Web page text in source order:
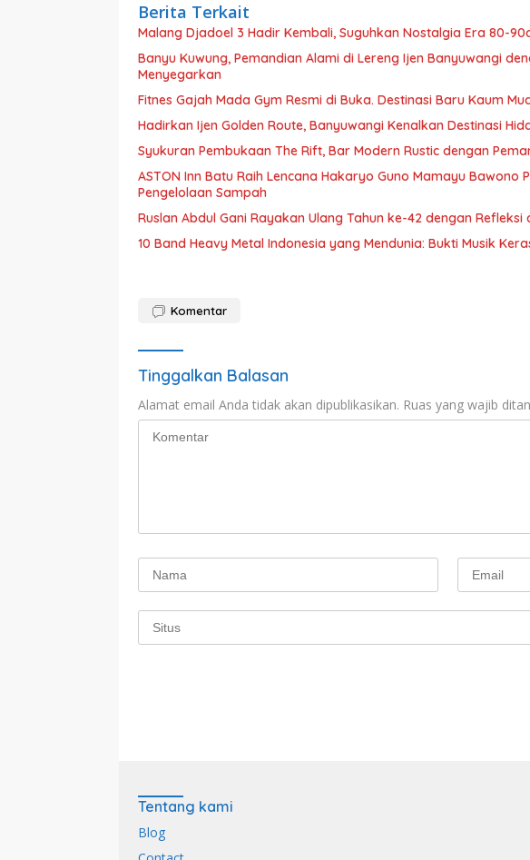
Berita Terkait
Malang Djadoel 3 Hadir Kembali, Suguhkan Nostalgia Era 80-
Banyu Kuwung, Pemandian Alami di Lereng Ijen Banyuwangi
Menyegarkan
Fitnes Gajah Mada Gym Resmi di Buka. Destinasi Baru Kaum
Hadirkan Ijen Golden Route, Banyuwangi Kenalkan Destinasi
Syukuran Pembukaan The Rift, Bar Modern Rustic dengan
ASTON Inn Batu Raih Lencana Hakaryo Guno Mamayu
Pengelolaan Sampah
Ruslan Abdul Gani Rayakan Ulang Tahun ke-42 dengan
10 Band Heavy Metal Indonesia yang Mendunia: Bukti Musik
Komentar
Tinggalkan Balasan
Alamat email Anda tidak akan dipublikasikan. Ruas yang wajib
Tentang kami
Blog